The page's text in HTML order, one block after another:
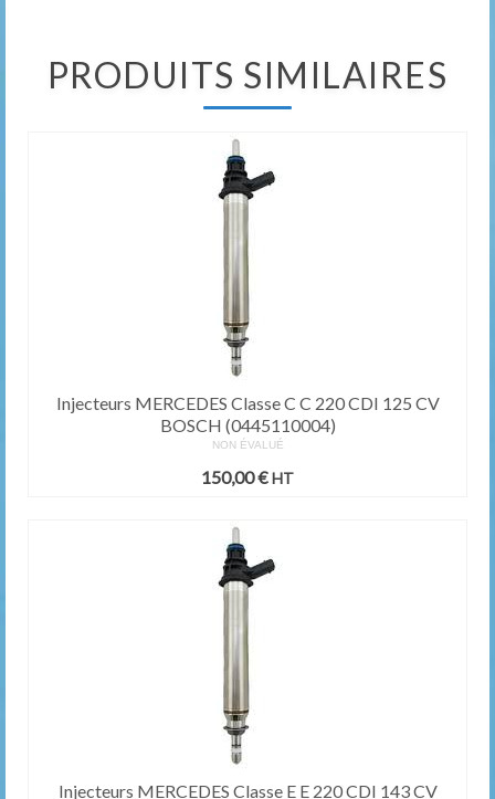
PRODUITS SIMILAIRES
Injecteurs MERCEDES Classe C C 220 CDI 125 CV
BOSCH (0445110004)
NON ÉVALUÉ
150,00€ HT
Injecteurs MERCEDES Classe E E 220 CDI 143 CV